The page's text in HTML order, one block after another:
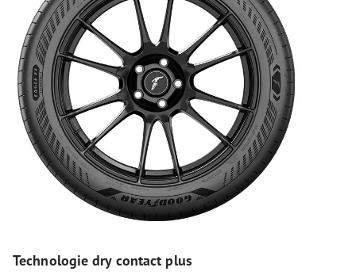
Technologie dry contact plus